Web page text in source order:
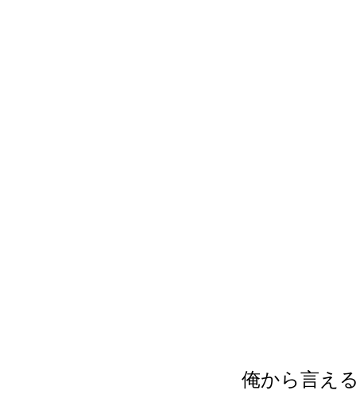
俺から言え